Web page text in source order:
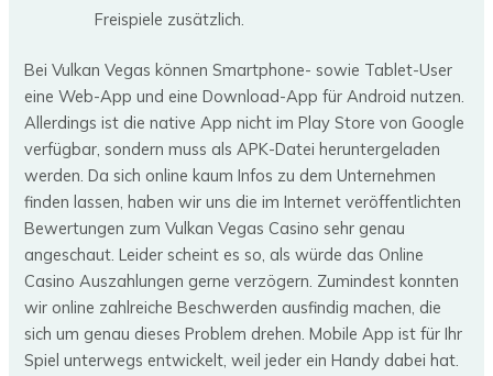
Freispiele zusätzlich.
Bei Vulkan Vegas können Smartphone- sowie Tablet-User
eine Web-App und eine Download-App für Android nutzen.
Allerdings ist die native App nicht im Play Store von Google
verfügbar, sondern muss als APK-Datei heruntergeladen
werden. Da sich online kaum Infos zu dem Unternehmen
finden lassen, haben wir uns die im Internet veröffentlichten
Bewertungen zum Vulkan Vegas Casino sehr genau
angeschaut. Leider scheint es so, als würde das Online
Casino Auszahlungen gerne verzögern. Zumindest konnten
wir online zahlreiche Beschwerden ausfindig machen, die
sich um genau dieses Problem drehen. Mobile App ist für Ihr
Spiel unterwegs entwickelt, weil jeder ein Handy dabei hat.